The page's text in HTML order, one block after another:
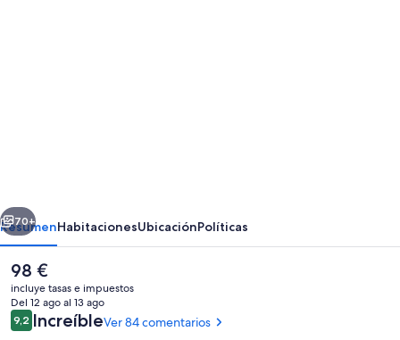
Siguiente
70+
ResumenHabitacionesUbicaciónPolíticas
El
precio
actual
es
de
98 €
incluye tasas e impuestos
Del 12 ago al 13 ago
Comentarios
9,29,2 de 10
IncreíbleVer 84 comentarios